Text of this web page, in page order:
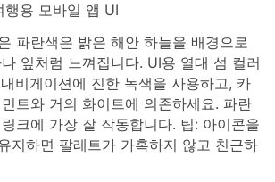
행용 모바일 앱 UI
파란색은 밝은 해안 하늘을 배경으로
잎처럼 느껴집니다. UI용 열대 섬 컬러
비게이션에 진한 녹색을 사용하고, 카
트와 거의 화이트에 의존하세요. 파란
크에 가장 잘 작동합니다. 팁: 아이콘을
지하면 팔레트가 가혹하지 않고 친근하